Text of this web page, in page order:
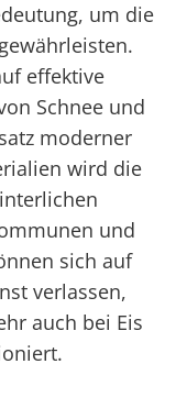
um die
effektive
Schnee und
moderner
wird die
und
sich auf
verlassen,
auch bei Eis